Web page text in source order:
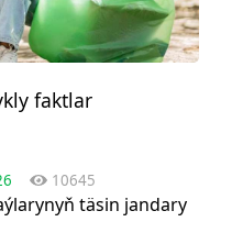
faktlar
10645
täsin jandary